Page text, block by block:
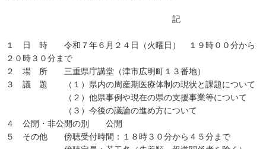
記
１ 日 時 令和７年６月２４日（火曜日） １９時００分から
２０時３０分まで
２ 場 所 三重県庁講堂（津市広明町１３番地）
３ 議 題 （１）県内の周産期医療体制の現状と課題について
（２）他県事例や現在の県の支援事業等について
（３）今後の議論の進め方について
４ 公開・非公開の別 公開
５ その他 傍聴受付時間：１８時３０分から４５分まで